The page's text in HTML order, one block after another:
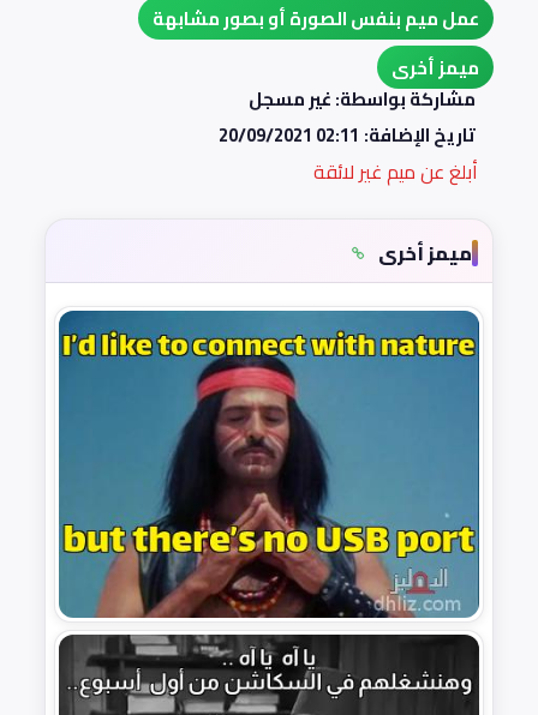
عمل ميم بنفس الصورة أو بصور مشابهة
ميمز أخرى
مشاركة بواسطة: غير مسجل
تاريخ الإضافة: 20/09/2021 02:11
أبلغ عن ميم غير لائقة
ميمز أخرى